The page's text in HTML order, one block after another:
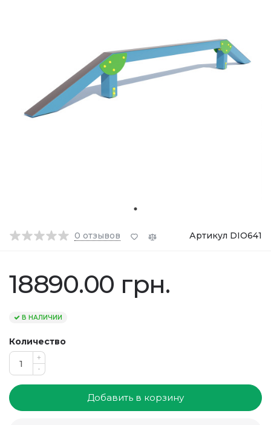
0 отзывов Артикул DIO641
18890.00 грн.
В НАЛИЧИИ
Количество
+
-
Добавить в корзину